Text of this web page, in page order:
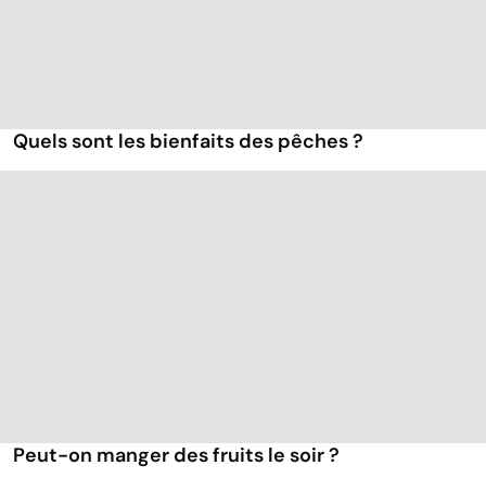
Quels sont les bienfaits des pêches ?
Peut-on manger des fruits le soir ?